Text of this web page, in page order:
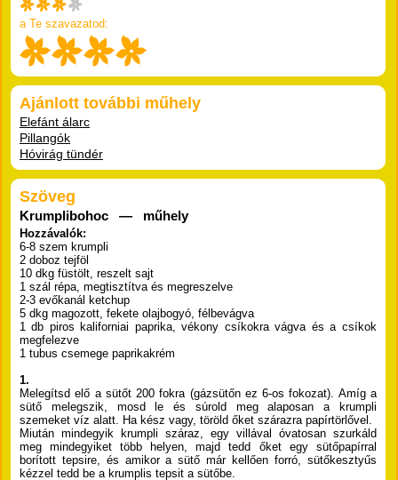
a Te szavazatod:
Ajánlott további műhely
Elefánt álarc
Pillangók
Hóvirág tündér
Szöveg
Krumplibohoc — műhely
Hozzávalók:
6-8 szem krumpli
2 doboz tejföl
10 dkg füstölt, reszelt sajt
1 szál répa, megtisztítva és megreszelve
2-3 evőkanál ketchup
5 dkg magozott, fekete olajbogyó, félbevágva
1 db piros kaliforniai paprika, vékony csíkokra vágva és a csíkok
megfelezve
1 tubus csemege paprikakrém
1.
Melegítsd elő a sütőt 200 fokra (gázsütőn ez 6-os fokozat). Amíg a
sütő melegszik, mosd le és súrold meg alaposan a krumpli
szemeket víz alatt. Ha kész vagy, töröld őket szárazra papírtörlővel.
Miután mindegyik krumpli száraz, egy villával óvatosan szurkáld
meg mindegyiket több helyen, majd tedd őket egy sütőpapírral
borított tepsire, és amikor a sütő már kellően forró, sütőkesztyűs
kézzel tedd be a krumplis tepsit a sütőbe.